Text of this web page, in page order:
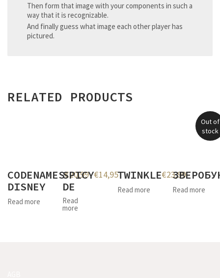
Then form that image with your components in such a
way that it is recognizable.
And finally guess what image each other player has
pictured.
RELATED PRODUCTS
CODENAMES
DISNEY
Read more
€20,99
SPICY
DE
Read
more
€14,95TWINKLE
Read more
€23,99
Out of
stock
Read more